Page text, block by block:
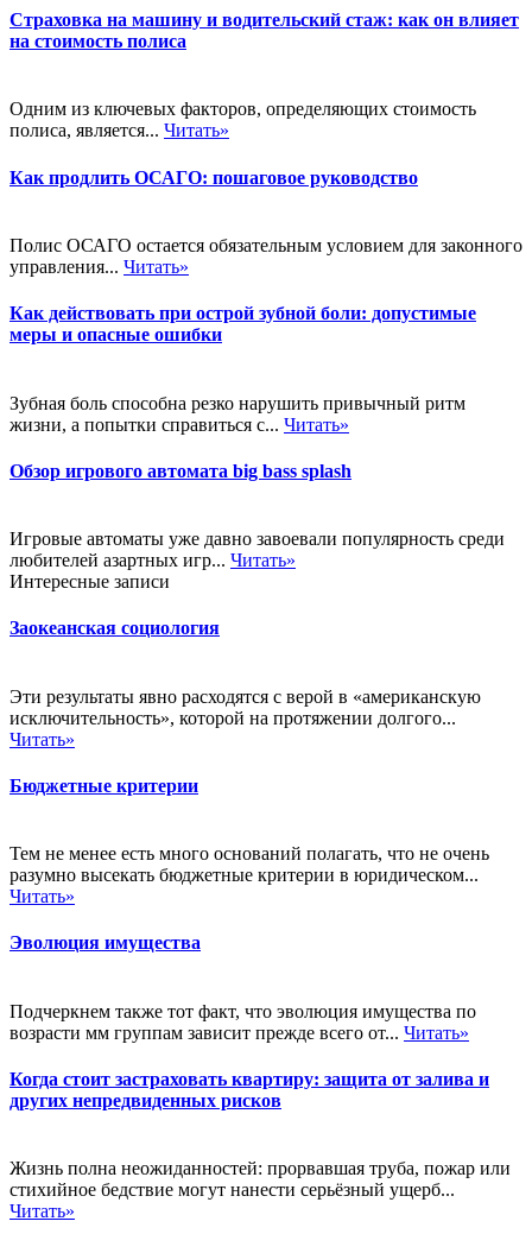
Страховка на машину и водительский стаж: как он влияет
на стоимость полиса
Одним из ключевых факторов, определяющих стоимость
полиса, является... Читать»
Как продлить ОСАГО: пошаговое руководство
Полис ОСАГО остается обязательным условием для законного
управления... Читать»
Как действовать при острой зубной боли: допустимые
меры и опасные ошибки
Зубная боль способна резко нарушить привычный ритм
жизни, а попытки справиться с... Читать»
Обзор игрового автомата big bass splash
Игровые автоматы уже давно завоевали популярность среди
любителей азартных игр... Читать»
Интересные записи
Заокеанская социология
Эти результаты явно расходятся с верой в «американскую
исключительность», которой на протяжении долгого...
Читать»
Бюджетные критерии
Тем не менее есть много оснований полагать, что не очень
разумно высекать бюджетные критерии в юридическом...
Читать»
Эволюция имущества
Подчеркнем также тот факт, что эволюция имущества по
возрасти мм группам зависит прежде всего от... Читать»
Когда стоит застраховать квартиру: защита от залива и
других непредвиденных рисков
Жизнь полна неожиданностей: прорвавшая труба, пожар или
стихийное бедствие могут нанести серьёзный ущерб...
Читать»